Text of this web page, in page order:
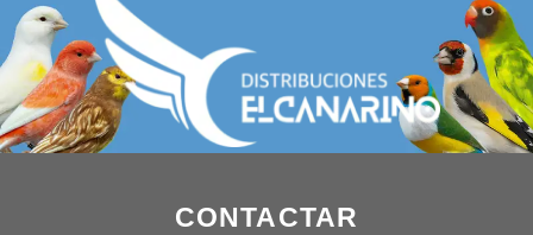
CONTACTAR